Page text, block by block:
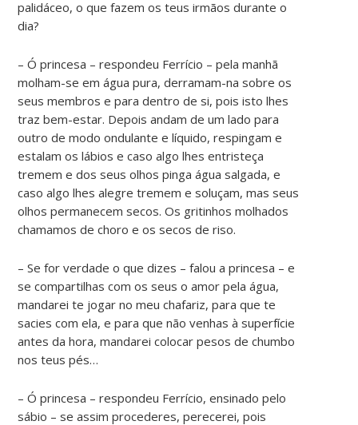
palidáceo, o que fazem os teus irmãos durante o
dia?
– Ó princesa – respondeu Ferrício – pela manhã
molham-se em água pura, derramam-na sobre os
seus membros e para dentro de si, pois isto lhes
traz bem-estar. Depois andam de um lado para
outro de modo ondulante e líquido, respingam e
estalam os lábios e caso algo lhes entristeça
tremem e dos seus olhos pinga água salgada, e
caso algo lhes alegre tremem e soluçam, mas seus
olhos permanecem secos. Os gritinhos molhados
chamamos de choro e os secos de riso.
– Se for verdade o que dizes – falou a princesa – e
se compartilhas com os seus o amor pela água,
mandarei te jogar no meu chafariz, para que te
sacies com ela, e para que não venhas à superfície
antes da hora, mandarei colocar pesos de chumbo
nos teus pés…
– Ó princesa – respondeu Ferrício, ensinado pelo
sábio – se assim procederes, perecerei, pois